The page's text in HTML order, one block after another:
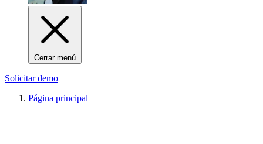
Cerrar menú
Solicitar demo
Página principal